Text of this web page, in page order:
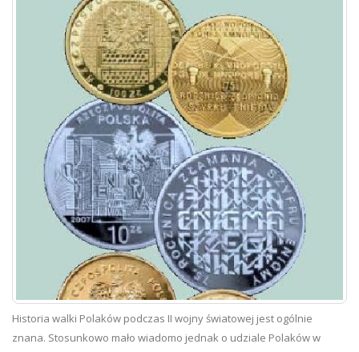
Historia walki Polaków podczas II wojny światowej jest ogólnie
znana. Stosunkowo mało wiadomo jednak o udziale Polaków w